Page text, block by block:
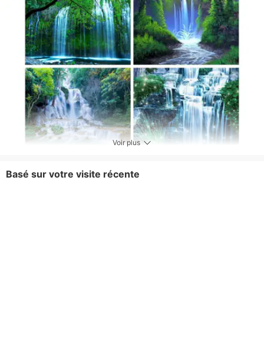
Voir plus
Basé sur votre visite récente